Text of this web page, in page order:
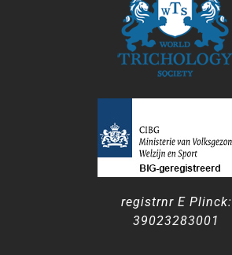
registrnr E Plinck:
39023283001